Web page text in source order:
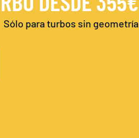
Sólo para turbos sin geometría